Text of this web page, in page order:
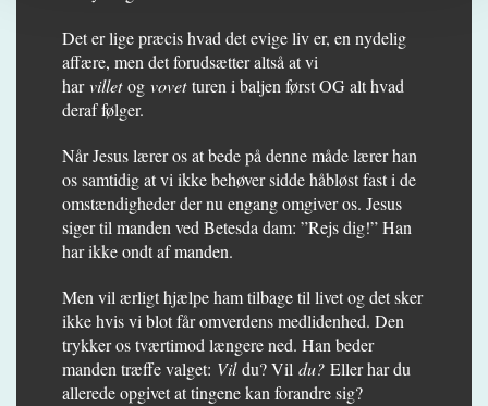
Det er lige præcis hvad det evige liv er, en nydelig
affære, men det forudsætter altså at vi
harvilletog vovetturen i baljen først OG alt hvad
deraf følger.
Når Jesus lærer os at bede på denne måde lærer han
os samtidig at vi ikke behøver sidde håbløst fast i de
omstændigheder der nu engang omgiver os. Jesus
siger til manden ved Betesda dam: ”Rejs dig!” Han
har ikke ondt af manden.
Men vil ærligt hjælpe ham tilbage til livet og det sker
ikke hvis vi blot får omverdens medlidenhed. Den
trykker os tværtimod længere ned. Han beder
manden træffe valget: Vildu? Vil du? Eller har du
allerede opgivet at tingene kan forandre sig?